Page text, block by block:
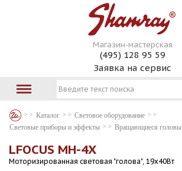
Магазин-мастерская
(495) 128 95 59
Заявка на сервис
Каталог
Световое оборудование
Световые приборы и эффекты
Вращающиеся головы
LFOCUS MH-4X
Моторизированная световая "голова", 19х40Вт